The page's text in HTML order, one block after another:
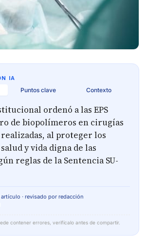
IA
Puntos clave Contexto
ordenó a las EPS
de biopolímeros en cirugías
al proteger los
y vida digna de las
reglas de la Sentencia SU-
· revisado por redacción
contener errores, verifícalo antes de compartir.